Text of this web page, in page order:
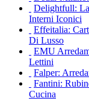
Delightfull:
Interni Iconici
Effeitalia:
Di Lusso
EMU
Lettini
Falper:
Fantini:
Cucina